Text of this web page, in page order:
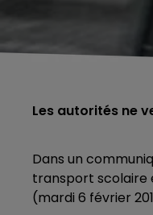
Les autorités ne
Dans un
transport scolaire
(mardi 6 février